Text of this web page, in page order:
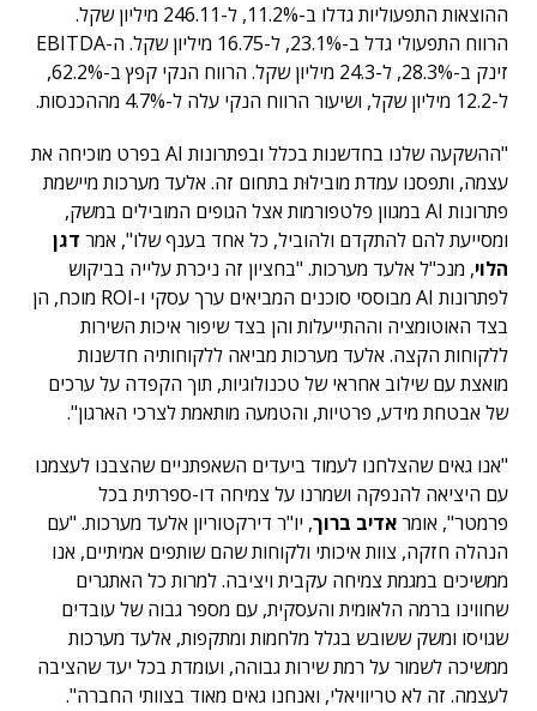
ההוצאות התפעוליות גדלו ב-11.2%, ל-246.11 מיליון שקל.
הרווח התפעולי גדל ב-23.1%, ל-16.75 מיליון שקל. ה-EBITDA
זינק ב-28.3%, ל-24.3 מיליון שקל. הרווח הנקי קפץ ב-62.2%,
ל-12.2 מיליון שקל, ושיעור הרווח הנקי עלה ל-4.7% מההכנסות.
"ההשקעה שלנו בחדשנות בכלל ובפתרונות AI בפרט מוכיחה את
עצמה, ותפסנו עמדת מובילוּת בתחום זה. אלעד מערכות מיישמת
פתרונות AI במגוון פלטפורמות אצל הגופים המובילים במשק,
ומסייעת להם להתקדם ולהוביל, כל אחד בענף שלו", אמר דגן
הלוי, מנכ"ל אלעד מערכות. "בחציון זה ניכרת עלייה בביקוש
לפתרונות AI מבוססי סוכנים המביאים ערך עסקי ו-ROI מוכח, הן
בצד האוטומציה וההתייעלות והן בצד שיפור איכות השירות
ללקוחות הקצה. אלעד מערכות מביאה ללקוחותיה חדשנות
מואצת עם שילוב אחראי של טכנולוגיות, תוך הקפדה על ערכים
של אבטחת מידע, פרטיות, והטמעה מותאמת לצרכי הארגון".
"אנו גאים שהצלחנו לעמוד ביעדים השאפתניים שהצבנו לעצמנו
עם היציאה להנפקה ושמרנו על צמיחה דו-ספרתית בכל
פרמטר", אומראדיב ברוך, יו"ר דירקטוריון אלעד מערכות. "עם
הנהלה חזקה, צוות איכותי ולקוחות שהם שותפים אמיתיים, אנו
ממשיכים במגמת צמיחה עקבית ויציבה. למרות כל האתגרים
שחווינו ברמה הלאומית והעסקית, עם מספר גבוה של עובדים
שגויסו ומשק ששובש בגלל מלחמות ומתקפות, אלעד מערכות
ממשיכה לשמור על רמת שירות גבוהה, ועומדת בכל יעד שהציבה
לעצמה. זה לא טריוויאלי, ואנחנו גאים מאוד בצוותי החברה".